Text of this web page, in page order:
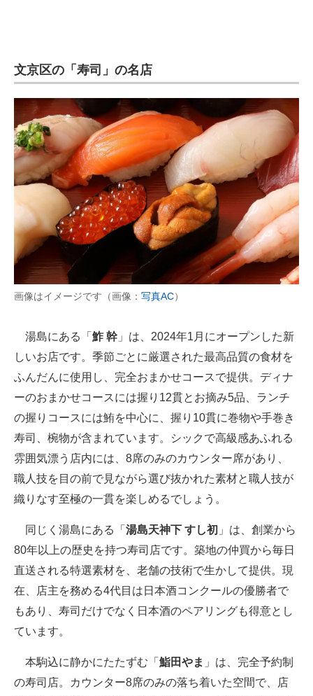
ちょっと気になるネットの話題
文京区の「寿司」の名店
画像はイメージです（画像： 写真AC）
湯島にある「 鮓 幹 」は、2024年1月にオープンした新
しいお店です。季節ごとに厳選された最高品質の食材を
ふんだんに使用し、完全おまかせコースで提供。ディナ
ーのおまかせコースには握り12貫とお摘み5品、ランチ
の握りコースには鮪を中心に、握り10貫に巻物や手巻き
寿司、椀物が含まれています。シックで高級感あふれる
雰囲気漂う店内には、8席のみのカウンター席があり、
職人技を目の前で見ながら選び抜かれた素材と職人技が
織りなす至極の一貫を楽しめるでしょう。
同じく湯島にある「 湯島天神下 すし初 」は、創業から
80年以上の歴史を持つ寿司店です。築地の仲買から毎日
直送される特選素材を、老舗の技術で生かして提供。現
在、店主を務める4代目は日本酒コンクールの優勝者で
もあり、寿司だけでなく日本酒のペアリングも得意とし
ています。
本駒込に静かにたたずむ「 鮨田やま 」は、完全予約制
の寿司店。カウンター8席のみの落ち着いた空間で、店